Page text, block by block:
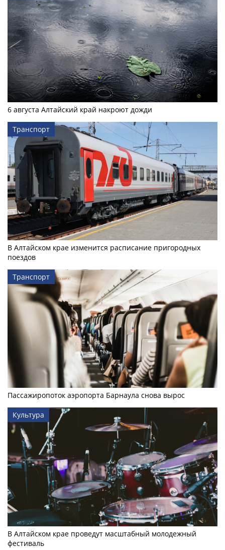
6 августа Алтайский край накроют дожди
Транспорт
В Алтайском крае изменится расписание пригородных
поездов
Транспорт
Пассажиропоток аэропорта Барнаула снова вырос
Культура
В Алтайском крае проведут масштабный молодежный
фестиваль